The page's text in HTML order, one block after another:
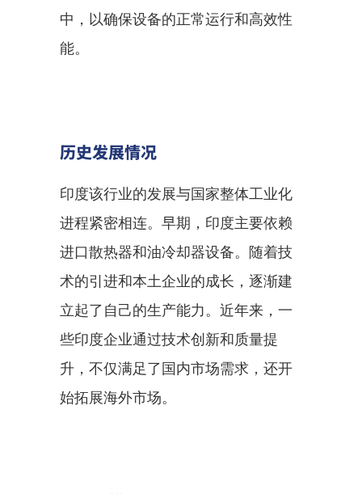
中，以确保设备的正常运行和高效性
能。
历史发展情况
印度该行业的发展与国家整体工业化
进程紧密相连。早期，印度主要依赖
进口散热器和油冷却器设备。随着技
术的引进和本土企业的成长，逐渐建
立起了自己的生产能力。近年来，一
些印度企业通过技术创新和质量提
升，不仅满足了国内市场需求，还开
始拓展海外市场。